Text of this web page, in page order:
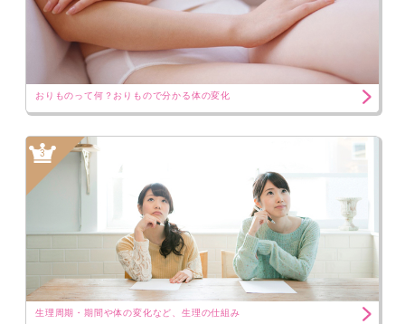
おりものって何？おりもので分かる体の変化
3
生理周期・期間や体の変化など、生理の仕組み